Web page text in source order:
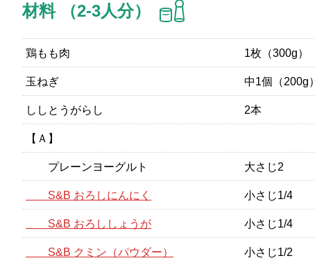
材料 （2-3人分）
鶏もも肉 1枚（300g）
玉ねぎ 中1個（200g）
ししとうがらし 2本
【Ａ】
プレーンヨーグルト 大さじ2
S&B おろしにんにく 小さじ1/4
S&B おろししょうが 小さじ1/4
S&B クミン（パウダー） 小さじ1/2